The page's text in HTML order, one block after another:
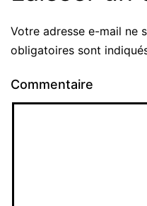
Votre adresse e-mail ne
obligatoires sont
Commentaire